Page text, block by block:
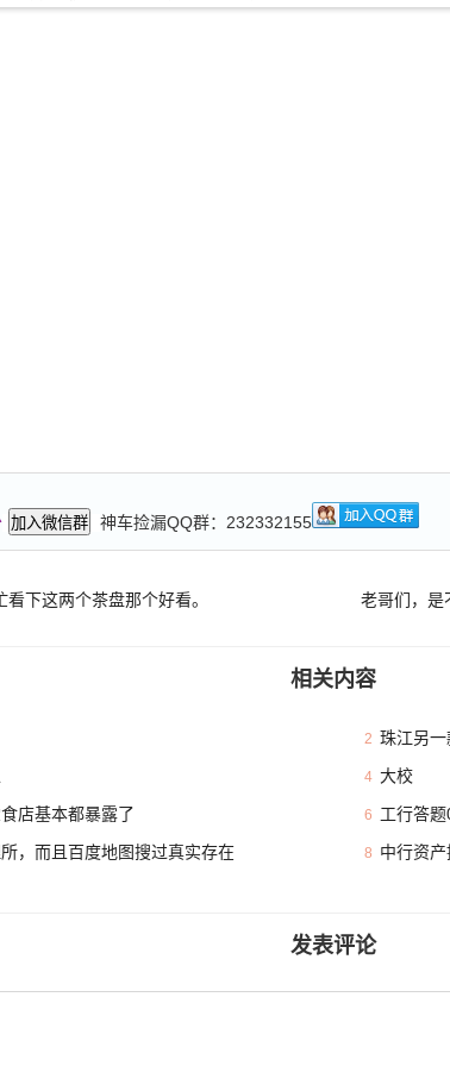
加入微信群 神车捡漏QQ群：232332155
下这两个茶盘那个好看。 老哥们，是
相关内容
2 珠江另
4 大校
店基本都暴露了 6 工行答
，而且百度地图搜过真实存在 8 中行资
发表评论